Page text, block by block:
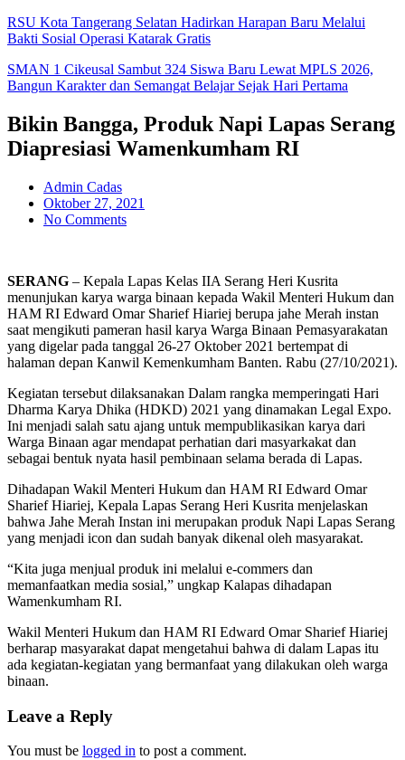
RSU Kota Tangerang Selatan Hadirkan Harapan Baru Melalui
Bakti Sosial Operasi Katarak Gratis
SMAN 1 Cikeusal Sambut 324 Siswa Baru Lewat MPLS 2026,
Bangun Karakter dan Semangat Belajar Sejak Hari Pertama
Bikin Bangga, Produk Napi Lapas Serang
Diapresiasi Wamenkumham RI
Admin Cadas
Oktober 27, 2021
No Comments
SERANG – Kepala Lapas Kelas IIA Serang Heri Kusrita
menunjukan karya warga binaan kepada Wakil Menteri Hukum dan
HAM RI Edward Omar Sharief Hiariej berupa jahe Merah instan
saat mengikuti pameran hasil karya Warga Binaan Pemasyarakatan
yang digelar pada tanggal 26-27 Oktober 2021 bertempat di
halaman depan Kanwil Kemenkumham Banten. Rabu (27/10/2021).
Kegiatan tersebut dilaksanakan Dalam rangka memperingati Hari
Dharma Karya Dhika (HDKD) 2021 yang dinamakan Legal Expo.
Ini menjadi salah satu ajang untuk mempublikasikan karya dari
Warga Binaan agar mendapat perhatian dari masyarkakat dan
sebagai bentuk nyata hasil pembinaan selama berada di Lapas.
Dihadapan Wakil Menteri Hukum dan HAM RI Edward Omar
Sharief Hiariej, Kepala Lapas Serang Heri Kusrita menjelaskan
bahwa Jahe Merah Instan ini merupakan produk Napi Lapas Serang
yang menjadi icon dan sudah banyak dikenal oleh masyarakat.
“Kita juga menjual produk ini melalui e-commers dan
memanfaatkan media sosial,” ungkap Kalapas dihadapan
Wamenkumham RI.
Wakil Menteri Hukum dan HAM RI Edward Omar Sharief Hiariej
berharap masyarakat dapat mengetahui bahwa di dalam Lapas itu
ada kegiatan-kegiatan yang bermanfaat yang dilakukan oleh warga
binaan.
Leave a Reply
You must be logged in to post a comment.